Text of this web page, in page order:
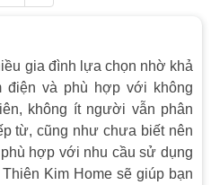
gia đình lựa chọn nhờ khả
điện và phù hợp với không
không ít người vẫn phân
từ, cũng như chưa biết nên
hợp với nhu cầu sử dụng
Kim Home sẽ giúp bạn